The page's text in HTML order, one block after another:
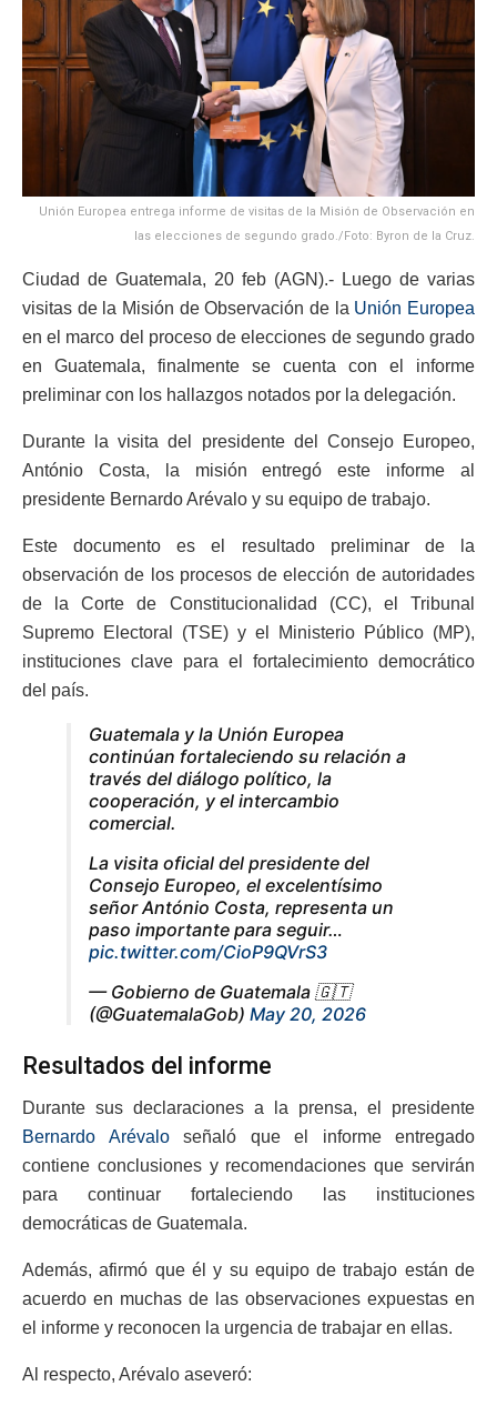
Unión Europea entrega informe de visitas de la Misión de Observación en
las elecciones de segundo grado./Foto: Byron de la Cruz.
Ciudad de Guatemala, 20 feb (AGN).- Luego de varias
visitas de la Misión de Observación de la Unión Europea
en el marco del proceso de elecciones de segundo grado
en Guatemala, finalmente se cuenta con el informe
preliminar con los hallazgos notados por la delegación.
Durante la visita del presidente del Consejo Europeo,
António Costa, la misión entregó este informe al
presidente Bernardo Arévalo y su equipo de trabajo.
Este documento es el resultado preliminar de la
observación de los procesos de elección de autoridades
de la Corte de Constitucionalidad (CC), el Tribunal
Supremo Electoral (TSE) y el Ministerio Público (MP),
instituciones clave para el fortalecimiento democrático
del país.
Guatemala y la Unión Europea
continúan fortaleciendo su relación a
través del diálogo político, la
cooperación, y el intercambio
comercial.
La visita oficial del presidente del
Consejo Europeo, el excelentísimo
señor António Costa, representa un
paso importante para seguir…
pic.twitter.com/CioP9QVrS3
— Gobierno de Guatemala 🇬🇹
(@GuatemalaGob) May 20, 2026
Resultados del informe
Durante sus declaraciones a la prensa, el presidente
Bernardo Arévaloseñaló que el informe entregado
contiene conclusiones y recomendaciones que servirán
para continuar fortaleciendo las instituciones
democráticas de Guatemala.
Además, afirmó que él y su equipo de trabajo están de
acuerdo en muchas de las observaciones expuestas en
el informe y reconocen la urgencia de trabajar en ellas.
Al respecto, Arévalo aseveró: